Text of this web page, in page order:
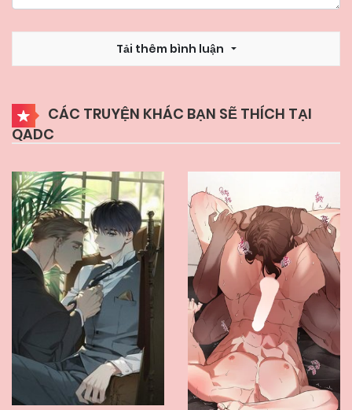
Chapter 47 07/06/2025
Chapter 45 07/06/2025
Chapter 44 07/06/2025
Chapter 43 07/06/2025
Chapter 42 07/06/2025
Chapter 41 07/06/2025
Tải thêm bình luận
CÁC TRUYỆN KHÁC BẠN SẼ THÍCH TẠI
QADC